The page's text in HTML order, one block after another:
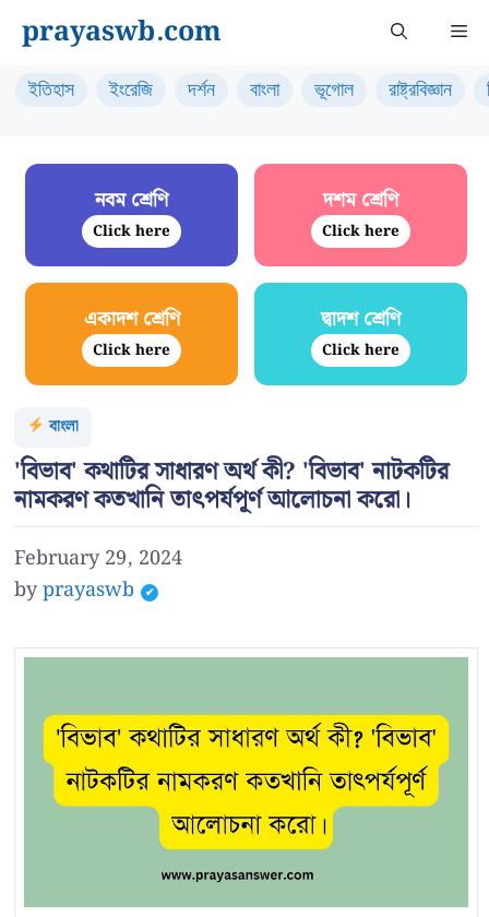
content
prayaswb.com
ইতিহাস ইংরেজি দর্শন বাংলা ভূগোল রাষ্ট্রবিজ্ঞান
নবম শ্রেণি
Click here
দশম শ্রেণি
Click here
একাদশ শ্রেণি
Click here
দ্বাদশ শ্রেণি
Click here
বাংলা
'বিভাব' কথাটির সাধারণ অর্থ কী? 'বিভাব' নাটকটির
নামকরণ কতখানি তাৎপর্যপূর্ণ আলোচনা করো।
February 29, 2024
byprayaswb